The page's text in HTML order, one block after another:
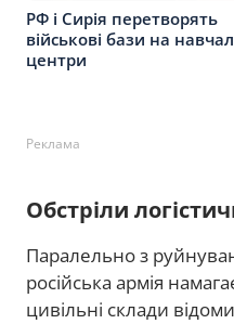
РФ і Сирія перетворять
військові бази на
центри
Реклама
Обстріли
Паралельно з
російська армія
цивільні склади